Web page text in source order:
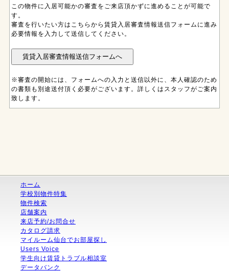
この物件に入居可能かの審査をご来店頂かずに進めることが可能で
す。
審査を行いたい方はこちらから賃貸入居審査情報送信フォームに進み
必要情報を入力して送信してください。
※審査の開始には、フォームへの入力と送信以外に、本人確認のため
の書類も別途送付頂く必要がございます。詳しくはスタッフがご案内
致します。
ホーム
学校別物件特集
物件検索
店舗案内
来店予約/お問合せ
カタログ請求
マイルーム仙台でお部屋探し
Users Voice
学生向け賃貸トラブル相談室
データバンク